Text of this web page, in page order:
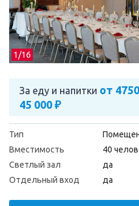
1/16
За еду и напитки от
45 000 ₽
Тип
Вместимость
40
Светлый зал
да
Отдельный вход
да